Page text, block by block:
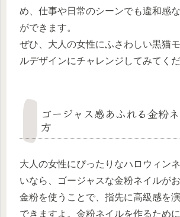
め、仕事や日常のシーンでも違和感
ができます。
ぜひ、大人の女性にふさわしい黒猫
ルデザインにチャレンジしてみてくだ
ゴージャス感あふれる金粉
方
大人の女性にぴったりなハロウィン
いなら、ゴージャスな金粉ネイルがお
金粉を使うことで、指先に高級感を
できますよ。金粉ネイルを作るため